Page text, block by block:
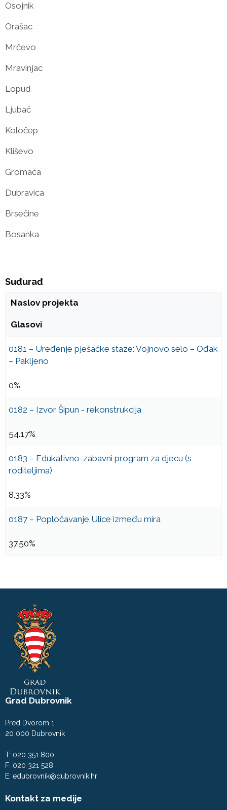
Osojnik
Orašac
Mrčevo
Mravinjac
Lopud
Ljubač
Koločep
Kliševo
Gromača
Dubravica
Brsečine
Bosanka
Suđurađ
Naslov projekta
Glasovi
0181 – Uređenje pješačke staze: Vojnovo selo – Ođak
– Pakljeno
0%
0182 – Izvor Šipun - rekonstrukcija
54.17%
0183 – Edukativno-zabavni program za djecu (s
roditeljima)
8.33%
0187 – Popločavanje Ulice između mira
37.50%
Grad Dubrovnik
Pred Dvorom 1
20 000 Dubrovnik
T: 020 351 800
F: 020 321 528
E: edubrovnik@dubrovnik.hr
Kontakt za medije